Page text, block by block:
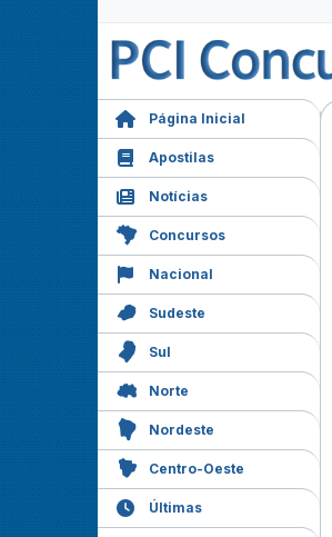
Página Inicial
Apostilas
Notícias
Concursos
Nacional
Sudeste
Sul
Norte
Nordeste
Centro-Oeste
Últimas